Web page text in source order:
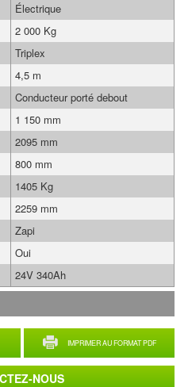
IMPRIMER AU FORMAT PDF
Électrique
2 000 Kg
Triplex
4,5 m
Conducteur porté debout
1 150 mm
2095 mm
800 mm
1405 Kg
2259 mm
Zapi
Oui
24V 340Ah
NOUS